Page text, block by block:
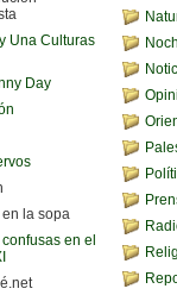
Una Culturas
Day
la sopa
en el